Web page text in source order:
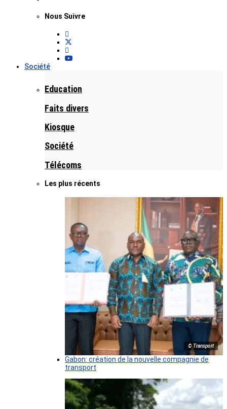
Nous Suivre
Société
Education
Faits divers
Kiosque
Société
Télécoms
Les plus récents
© Transport
Gabon: création de la nouvelle compagnie de
transport